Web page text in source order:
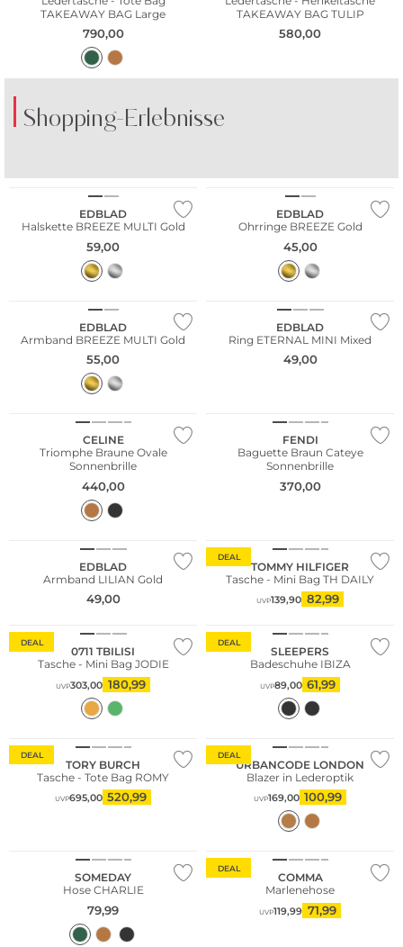
TAKEAWAY BAG Large
790,00
TAKEAWAY BAG TULIP
580,00
Shopping-Erlebnisse
EDBLAD
Halskette BREEZE MULTI Gold
59,00
EDBLAD
Ohrringe BREEZE Gold
45,00
EDBLAD
Armband BREEZE MULTI Gold
55,00
EDBLAD
Ring ETERNAL MINI Mixed
49,00
CELINE
Triomphe Braune Ovale
Sonnenbrille
440,00
FENDI
Baguette Braun Cateye
Sonnenbrille
370,00
EDBLAD
Armband LILIAN Gold
49,00
DEAL
TOMMY HILFIGER
Tasche - Mini Bag TH DAILY
UVP139,90 82,99
DEAL
0711 TBILISI
Tasche - Mini Bag JODIE
UVP303,00 180,99
DEAL
SLEEPERS
Badeschuhe IBIZA
UVP89,00 61,99
DEAL
TORY BURCH
Tasche - Tote Bag ROMY
UVP695,00 520,99
DEAL
URBANCODE LONDON
Blazer in Lederoptik
UVP169,00 100,99
SOMEDAY
Hose CHARLIE
79,99
DEAL
COMMA
Marlenehose
UVP119,99 71,99